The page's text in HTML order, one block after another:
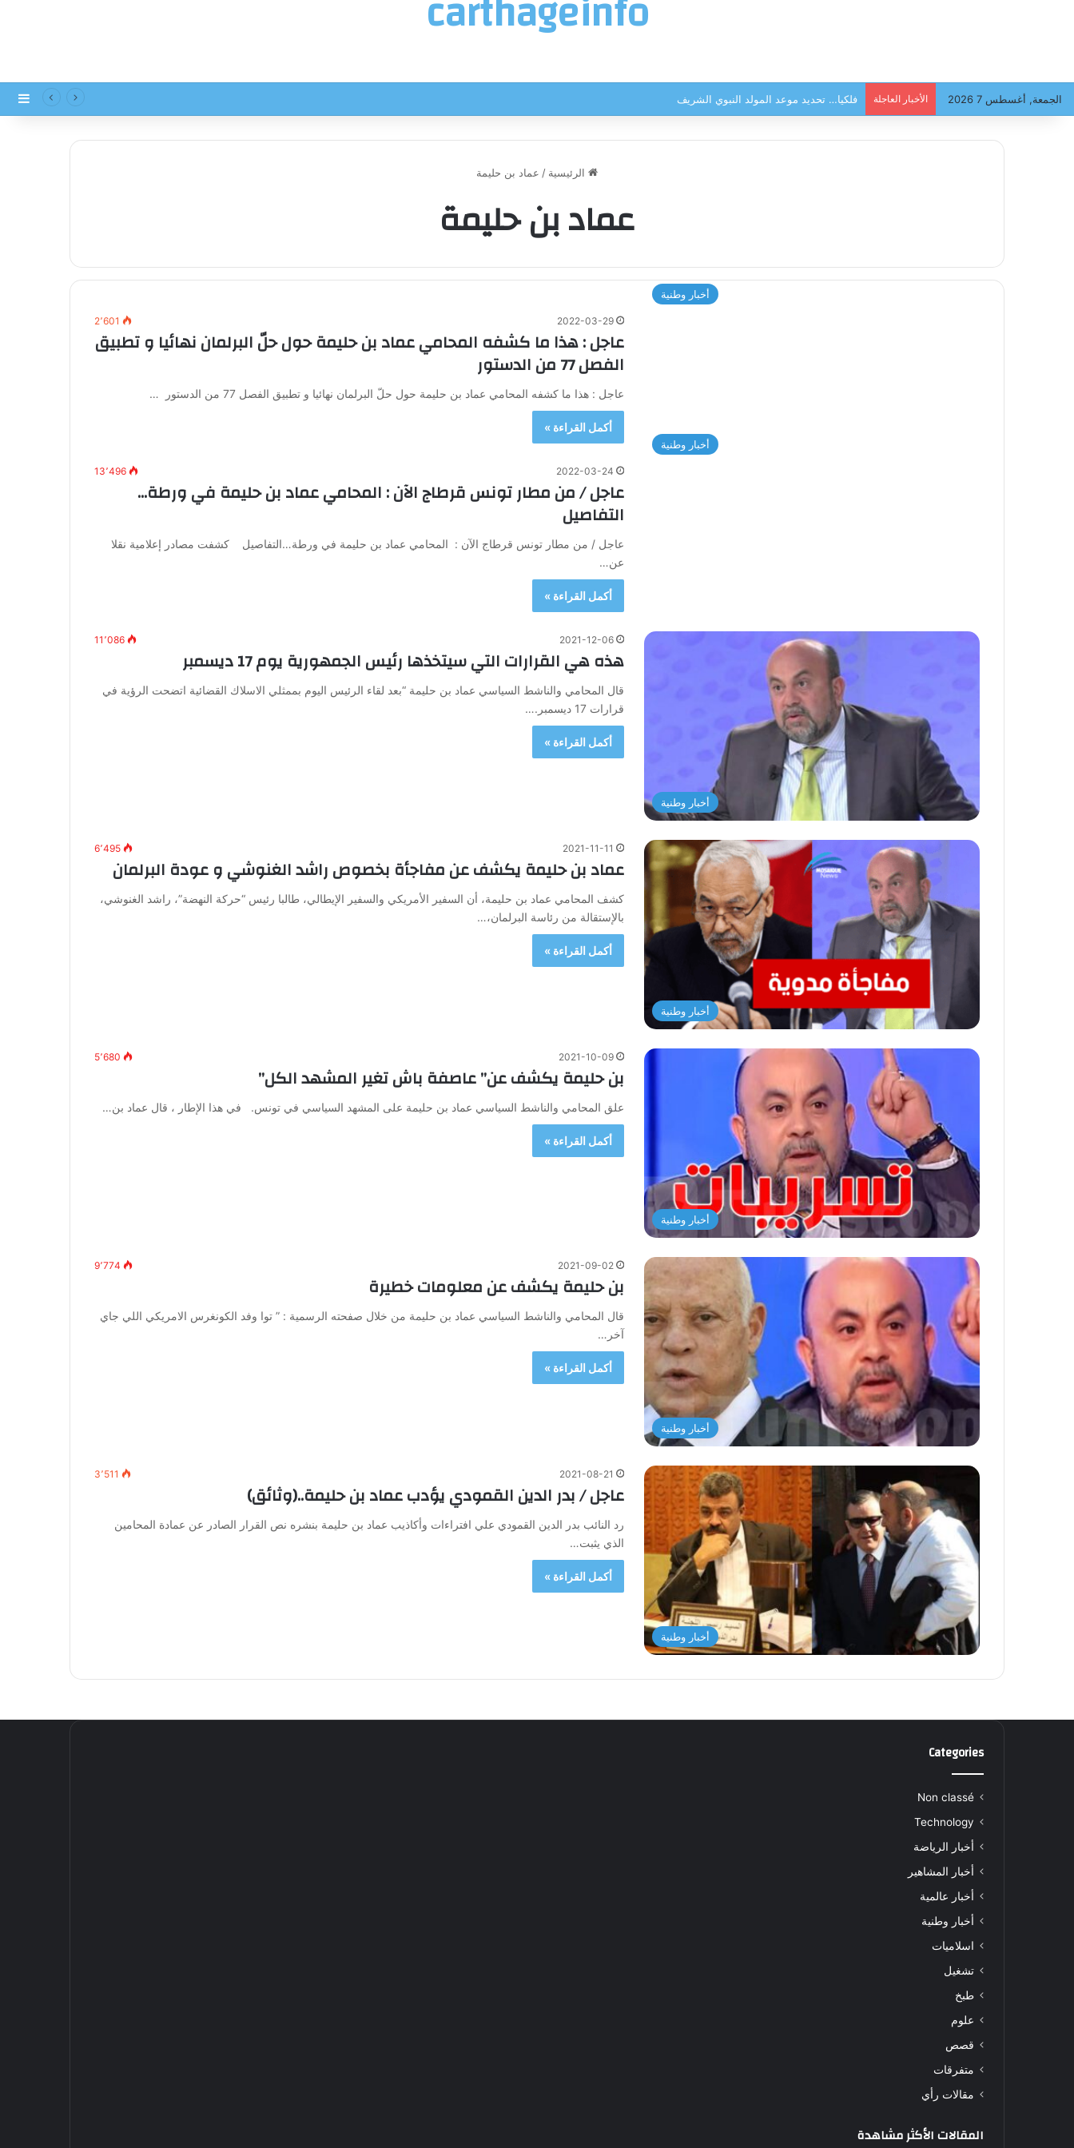
الجمعة, أغسطس 7 2026 الأخبار العاجلة فلكيا… تحديد موعد المولد النبوي الشريف
الرئيسية / عماد بن حليمة
عماد بن حليمة
أخبار وطنية
2022-03-29 2٬601
عاجل : هذا ما كشفه المحامي عماد بن حليمة حول حلّ البرلمان نهائيا و تطبيق
الفصل 77 من الدستور
عاجل : هذا ما كشفه المحامي عماد بن حليمة حول حلّ البرلمان نهائيا و تطبيق الفصل 77 من الدستور …
أكمل القراءة »
أخبار وطنية
2022-03-24 13٬496
عاجل / من مطار تونس قرطاج الآن : المحامي عماد بن حليمة في ورطة…
التفاصيل
عاجل / من مطار تونس قرطاج الآن : المحامي عماد بن حليمة في ورطة…التفاصيل كشفت مصادر إعلامية نقلا
عن…
أكمل القراءة »
أخبار وطنية
2021-12-06 11٬086
هذه هي القرارات التي سيتخذها رئيس الجمهورية يوم 17 ديسمبر
قال المحامي والناشط السياسي عماد بن حليمة “بعد لقاء الرئيس اليوم بممثلي الاسلاك القضائية اتضحت الرؤية في
قرارات 17 ديسمبر.…
أكمل القراءة »
أخبار وطنية
2021-11-11 6٬495
عماد بن حليمة يكشف عن مفاجأة بخصوص راشد الغنوشي و عودة البرلمان
كشف المحامي عماد بن حليمة، أن السفير الأمريكي والسفير الإيطالي، طالبا رئيس “حركة النهضة”، راشد الغنوشي،
بالإستقالة من رئاسة البرلمان،…
أكمل القراءة »
أخبار وطنية
2021-10-09 5٬680
بن حليمة يكشف عن” عاصفة باش تغير المشهد الكل”
علق المحامي والناشط السياسي عماد بن حليمة على المشهد السياسي في تونس. في هذا الإطار ، قال عماد بن…
أكمل القراءة »
أخبار وطنية
2021-09-02 9٬774
بن حليمة يكشف عن معلومات خطيرة
قال المحامي والناشط السياسي عماد بن حليمة من خلال صفحته الرسمية : ” توا وفد الكونغرس الامريكي اللي جاي
آخر…
أكمل القراءة »
أخبار وطنية
2021-08-21 3٬511
عاجل / بدر الدين القمودي يؤدب عماد بن حليمة..(وثائق) ‏
رد النائب بدر الدين القمودي علي افتراءات وأكاذيب عماد بن حليمة بنشره نص القرار الصادر عن عمادة المحامين
الذي يثبت…
أكمل القراءة »
Categories
Non classé
Technology
أخبار الرياضة
أخبار المشاهير
أخبار عالمية
أخبار وطنية
اسلاميات
تشغيل
طبخ
علوم
قصص
متفرقات
مقالات رأي
المقالات الأكثر مشاهدة